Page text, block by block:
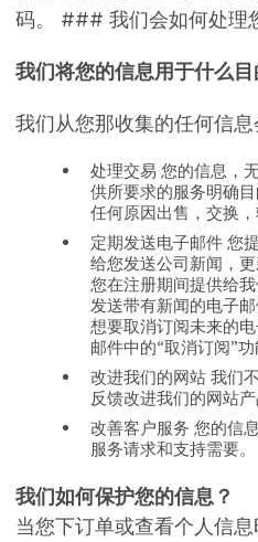
码。 ### 我们会如何处理
我们将您的信息用于什么目
我们从您那收集的任何信息
处理交易 您的信息，
供所要求的服务明确
任何原因出售，交换
定期发送电子邮件 您
给您发送公司新闻，
您在注册期间提供给
发送带有新闻的电子
想要取消订阅未来的
邮件中的“取消订阅”功
改进我们的网站 我们
反馈改进我们的网站
改善客户服务 您的信
服务请求和支持需要。
我们如何保护您的信息？
当您下订单或查看个人信